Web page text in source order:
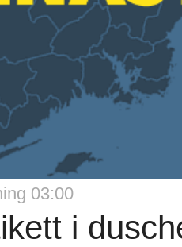
03:00
i